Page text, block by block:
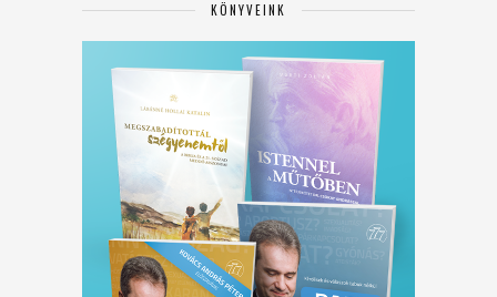
KÖNYVEINK